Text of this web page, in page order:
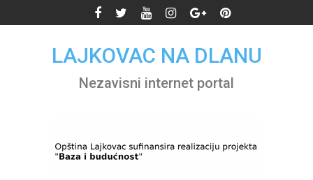
to
LAJKOVAC NA DLANU
Nezavisni internet portal